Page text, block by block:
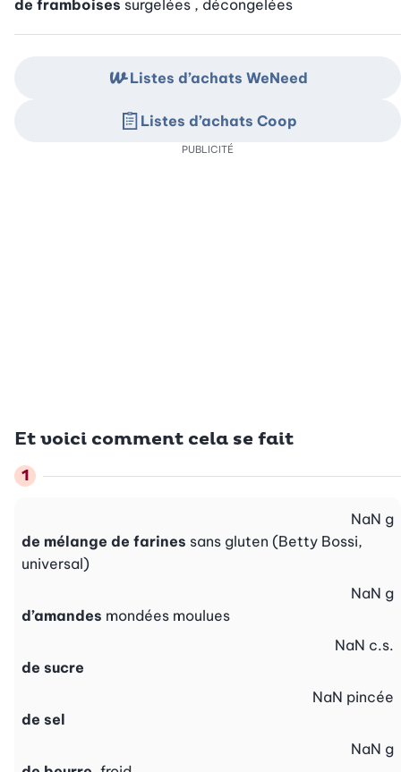
de framboises surgelées , décongelées
Et voici comment cela se fait
de mélange de farines sans gluten (Betty Bossi,
universal)
NaN g
d’amandes mondées moulues
NaN g
de sucre
NaN c.s.
de sel
NaN pincée
NaN g
Listes d’achats WeNeed
Listes d’achats Coop
PUBLICITÉ